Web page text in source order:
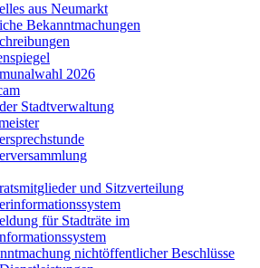
aus Neumarkt
Bekanntmachungen
2026
Stadtverwaltung
und Sitzverteilung
für Stadträte im
nichtöffentlicher Beschlüsse